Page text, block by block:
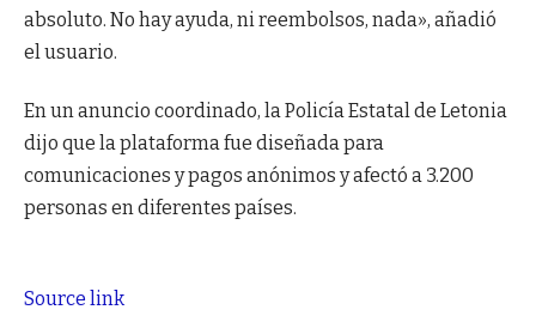
absoluto. No hay ayuda, ni reembolsos, nada», añadió
el usuario.
En un anuncio coordinado, la Policía Estatal de Letonia
dijo que la plataforma fue diseñada para
comunicaciones y pagos anónimos y afectó a 3.200
personas en diferentes países.
Source link